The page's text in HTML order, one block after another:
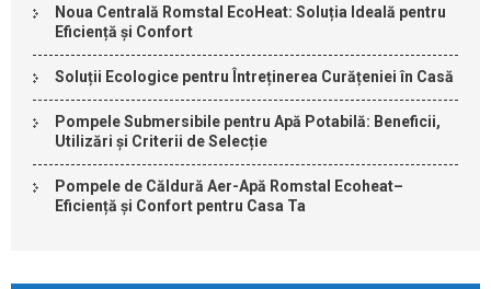
Noua Centrală Romstal EcoHeat: Soluția Ideală pentru
Eficiență și Confort
Soluții Ecologice pentru Întreținerea Curățeniei în Casă
Pompele Submersibile pentru Apă Potabilă: Beneficii,
Utilizări și Criterii de Selecție
Pompele de Căldură Aer-Apă Romstal Ecoheat–
Eficiență și Confort pentru Casa Ta